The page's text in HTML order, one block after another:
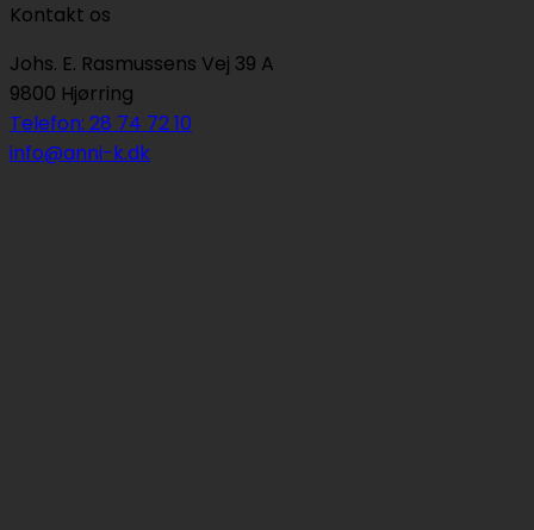
Kontakt os
Johs. E. Rasmussens Vej 39 A
9800 Hjørring
Telefon: 28 74 72 10
info@anni-k.dk